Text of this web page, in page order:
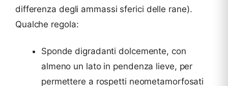
differenza degli ammassi sferici delle rane).
Qualche regola:
Sponde digradanti dolcemente, con
almeno un lato in pendenza lieve, per
permettere a rospetti neometamorfosati